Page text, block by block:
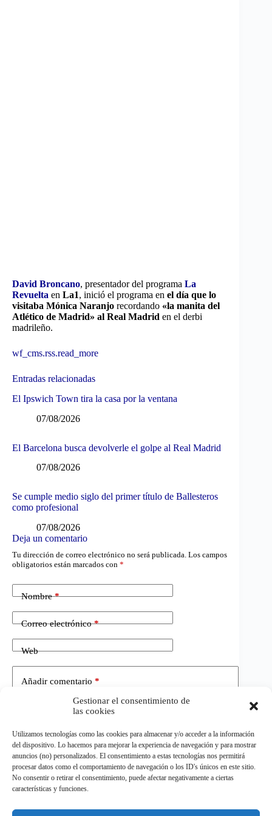
Gestionar el consentimiento de
las cookies
Utilizamos tecnologías como las cookies para almacenar y/o acceder a la información
del dispositivo. Lo hacemos para mejorar la experiencia de navegación y para mostrar
anuncios (no) personalizados. El consentimiento a estas tecnologías nos permitirá
procesar datos como el comportamiento de navegación o los ID's únicos en este sitio.
No consentir o retirar el consentimiento, puede afectar negativamente a ciertas
características y funciones.
David Broncano, presentador del programa La
Revuelta en La1, inició el programa en el día que lo
visitaba Mónica Naranjo recordando «la manita del
Atlético de Madrid» al Real Madrid en el derbi
madrileño.
wf_cms.rss.read_more
Entradas relacionadas
El Ipswich Town tira la casa por la ventana
07/08/2026
El Barcelona busca devolverle el golpe al Real Madrid
07/08/2026
Se cumple medio siglo del primer título de Ballesteros
como profesional
07/08/2026
Deja un comentario
Tu dirección de correo electrónico no será publicada. Los campos
obligatorios están marcados con *
Nombre*
Correo electrónico*
Web
Añadir comentario *
Publicar el comentario